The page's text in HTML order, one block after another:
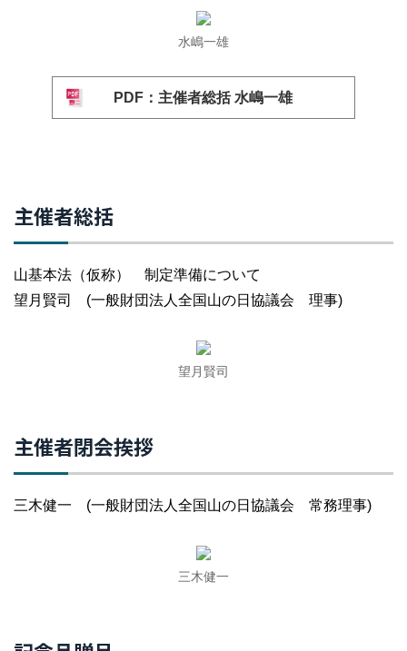
水嶋一雄
PDF：主催者総括 水嶋一雄
主催者総括
山基本法（仮称） 制定準備について
望月賢司 (一般財団法人全国山の日協議会 理事)
望月賢司
主催者閉会挨拶
三木健一 (一般財団法人全国山の日協議会 常務理事)
三木健一